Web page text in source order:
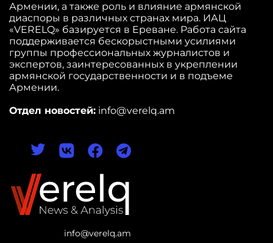
info@verelq.am
Армении, а также роль и влияние армянской
диаспоры в различных странах мира. ИАЦ
«VERELQ» базируется в Ереване. Работа сайта
поддерживается бескорыстными усилиями
группы профессиональных журналистов и
экспертов, заинтересованных в укреплении
армянской государственности и в подъеме
Армении.
Отдел новостей: info@verelq.am